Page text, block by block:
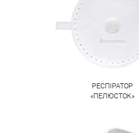
РЕСПІРАТОР
«ПЕЛЮСТОК»